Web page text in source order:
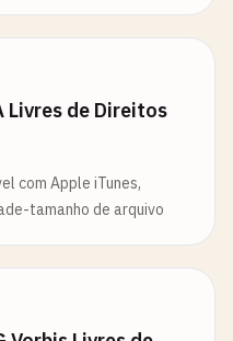
Livres de Direitos
com Apple iTunes,
tamanho de arquivo